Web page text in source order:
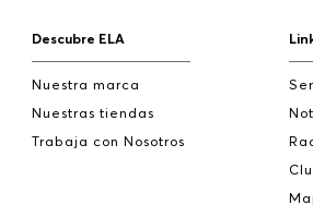
Descubre ELA
Nuestra marca
Nuestras tiendas
Trabaja con Nosotros